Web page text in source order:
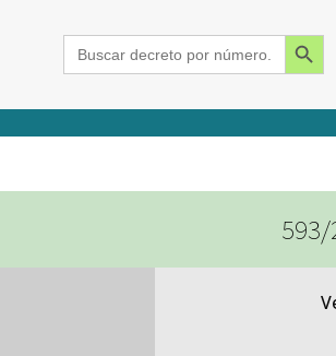
Search
for:
Search Button
2018
2017
2016
2015
593/